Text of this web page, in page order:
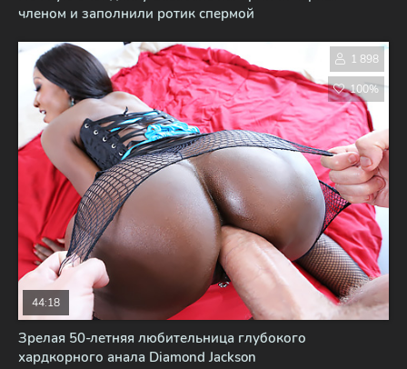
членом и заполнили ротик спермой
Зрелая 50-летняя любительница глубокого
хардкорного анала Diamond Jackson
44:18
1 898
100%